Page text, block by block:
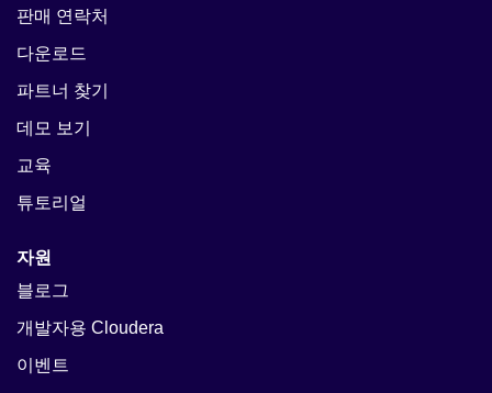
판매 연락처
다운로드
파트너 찾기
데모 보기
교육
튜토리얼
자원
블로그
개발자용 Cloudera
이벤트